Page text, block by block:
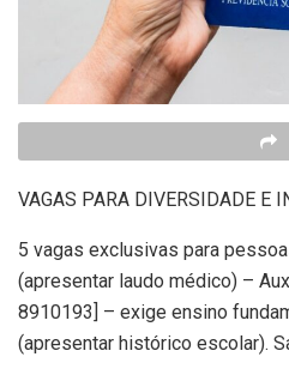
VAGAS PARA DIVERSIDADE E
5 vagas exclusivas para
(apresentar laudo médico) –
8910193] – exige ensino
(apresentar histórico escolar).